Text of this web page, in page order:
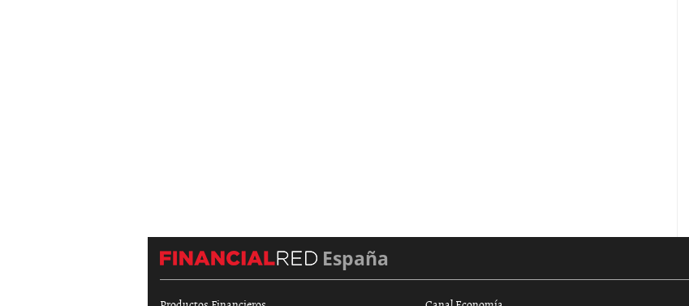
España